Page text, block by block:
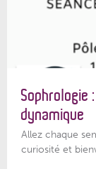
dynamique
Allez chaque
curiosité et